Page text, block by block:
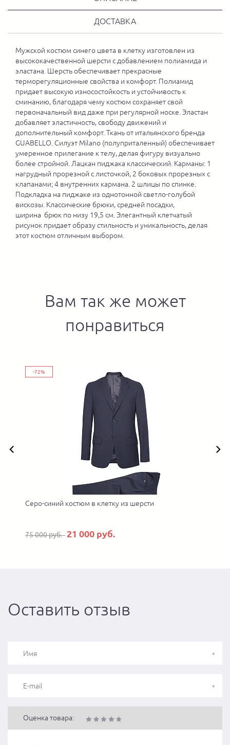
ДОСТАВКА
Мужской костюм синего цвета в клетку изготовлен из
высококачественной шерсти с добавлением полиамида и
эластана. Шерсть обеспечивает прекрасные
терморегуляционные свойства и комфорт. Полиамид
придает высокую износостойкость и устойчивость к
сминанию, благодаря чему костюм сохраняет свой
первоначальный вид даже при регулярной носке. Эластан
добавляет эластичность, свободу движений и
дополнительный комфорт. Ткань от итальянского бренда
GUABELLO. Силуэт Milano (полуприталенный) обеспечивает
умеренное прилегание к телу, делая фигуру визуально
более стройной. Лацкан пиджака классический. Карманы: 1
нагрудный прорезной с листочкой, 2 боковых прорезных с
клапанами; 4 внутренних кармана. 2 шлицы по спинке.
Подкладка на пиджаке из однотонной светло-голубой
вискозы. Классические брюки, средней посадки,
ширина брюк по низу 19,5 см. Элегантный клетчатый
рисунок придает образу стильность и уникальность, делая
этот костюм отличным выбором.
Вам так же может
понравиться
-72%
Серо-синий костюм в клетку из шерсти
75 000 руб. 21 000 руб.
Оставить отзыв
Оценка товара: